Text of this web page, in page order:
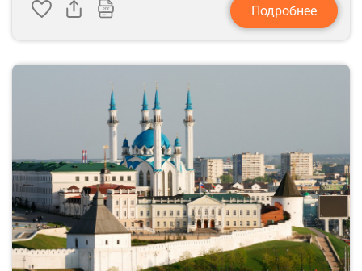
Подробнее